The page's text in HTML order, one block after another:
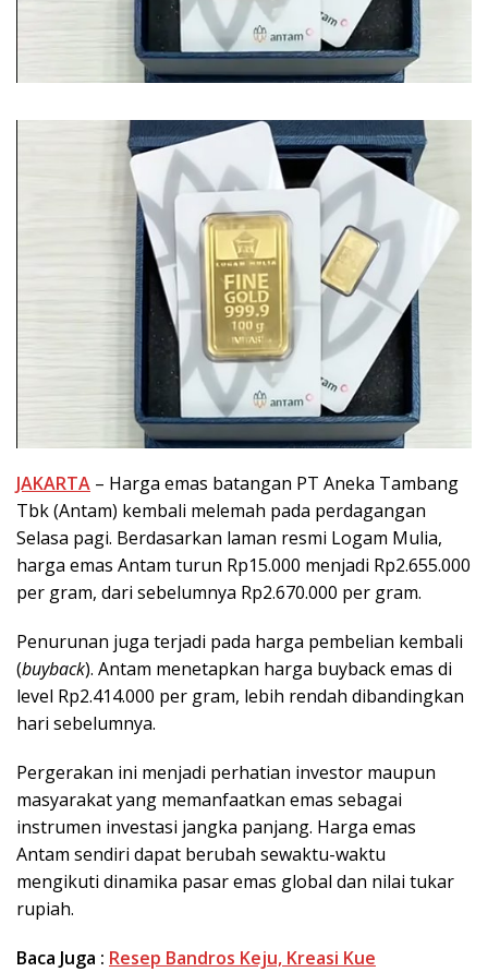
JAKARTA – Harga emas batangan PT Aneka Tambang
Tbk (Antam) kembali melemah pada perdagangan
Selasa pagi. Berdasarkan laman resmi Logam Mulia,
harga emas Antam turun Rp15.000 menjadi Rp2.655.000
per gram, dari sebelumnya Rp2.670.000 per gram.
Penurunan juga terjadi pada harga pembelian kembali
(buyback). Antam menetapkan harga buyback emas di
level Rp2.414.000 per gram, lebih rendah dibandingkan
hari sebelumnya.
Pergerakan ini menjadi perhatian investor maupun
masyarakat yang memanfaatkan emas sebagai
instrumen investasi jangka panjang. Harga emas
Antam sendiri dapat berubah sewaktu-waktu
mengikuti dinamika pasar emas global dan nilai tukar
rupiah.
Baca Juga : Resep Bandros Keju, Kreasi Kue